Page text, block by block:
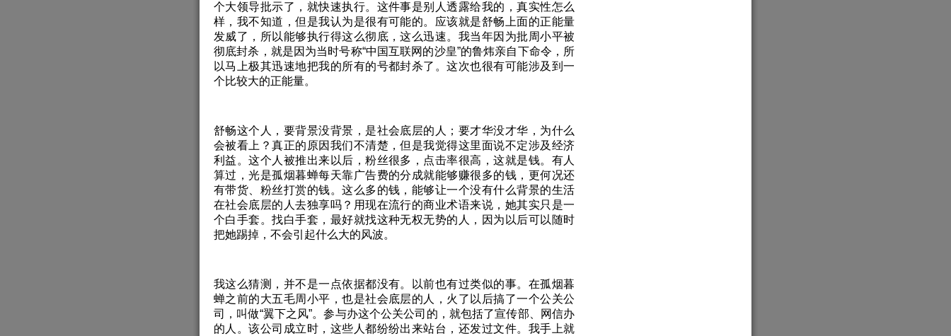
个大领导批示了，就快速执行。这件事是别人透露给我的，真实性怎么
样，我不知道，但是我认为是很有可能的。应该就是舒畅上面的正能量
发威了，所以能够执行得这么彻底，这么迅速。我当年因为批周小平被
彻底封杀，就是因为当时号称“中国互联网的沙皇”的鲁炜亲自下命令，所
以马上极其迅速地把我的所有的号都封杀了。这次也很有可能涉及到一
个比较大的正能量。
舒畅这个人，要背景没背景，是社会底层的人；要才华没才华，为什么
会被看上？真正的原因我们不清楚，但是我觉得这里面说不定涉及经济
利益。这个人被推出来以后，粉丝很多，点击率很高，这就是钱。有人
算过，光是孤烟暮蝉每天靠广告费的分成就能够赚很多的钱，更何况还
有带货、粉丝打赏的钱。这么多的钱，能够让一个没有什么背景的生活
在社会底层的人去独享吗？用现在流行的商业术语来说，她其实只是一
个白手套。找白手套，最好就找这种无权无势的人，因为以后可以随时
把她踢掉，不会引起什么大的风波。
我这么猜测，并不是一点依据都没有。以前也有过类似的事。在孤烟暮
蝉之前的大五毛周小平，也是社会底层的人，火了以后搞了一个公关公
司，叫做“翼下之风”。参与办这个公关公司的，就包括了宣传部、网信办
的人。该公司成立时，这些人都纷纷出来站台，还发过文件。我手上就